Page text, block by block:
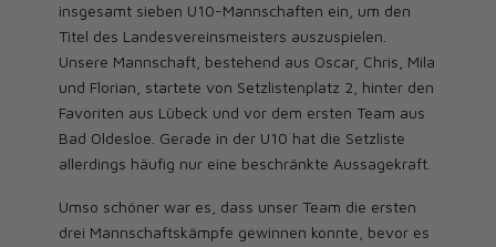
insgesamt sieben U10-Mannschaften ein, um den
Titel des Landesvereinsmeisters auszuspielen.
Unsere Mannschaft, bestehend aus Oscar, Chris, Mila
und Florian, startete von Setzlistenplatz 2, hinter den
Favoriten aus Lübeck und vor dem ersten Team aus
Bad Oldesloe. Gerade in der U10 hat die Setzliste
allerdings häufig nur eine beschränkte Aussagekraft.
Umso schöner war es, dass unser Team die ersten
drei Mannschaftskämpfe gewinnen konnte, bevor es